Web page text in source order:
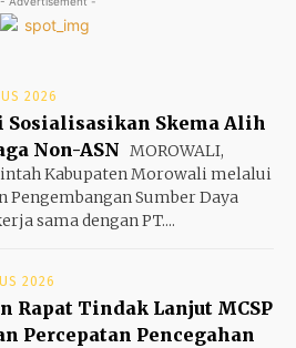
2026
Sosialisasikan Skema Alih
Non-ASN MOROWALI,
Kabupaten Morowali melalui
Pengembangan Sumber Daya
sama dengan PT....
2026
Rapat Tindak Lanjut MCSP
Percepatan Pencegahan